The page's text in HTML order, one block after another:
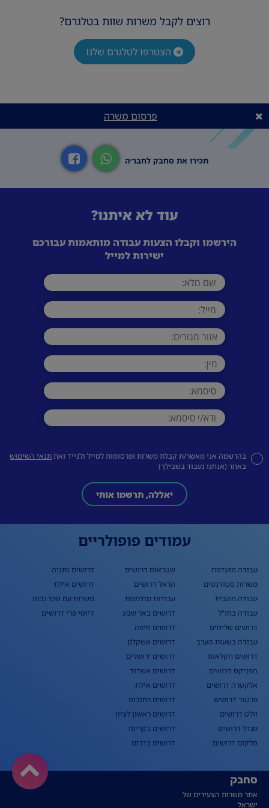
מעולים מותנה במעבר סיווג בטחוני
רוצים לקבל משרות שוות בטלגרם?
הצטרפו לטלגרם שלנו
פרסום משרה
תכירו את סחבק לחבר׳ה
עוד לא איתנו?
הירשמו וקבלו הצעות עבודה מותאמות עבורכם
ישירות למייל
בהרשמה אני מאשר/ת קבלת משרות ופרסומות למייל ולנייד ואתתנאי השימוש
באתר (אנחנו נעבוד בשבילך)
יאללה, תרשמו אותי
עמודים פופולריים
עבודה מועדפת
משרות סטודנטים
עבודה מהבית
עבודה בחו"ל
דרושים שליחים
עבודה בשעות הערב
דרושים חקלאות
הפניקס דרושים
אלקטרה דרושים
פרטנר דרושים
וולט דרושים
מגדל דרושים
סלקום דרושים
שטראוס דרושים
הראל דרושים
עבודות מזדמנות
דרושים באר שבע
דרושים חיפה
דרושים אשקלון
דרושים ירושלים
דרושים אשדוד
דרושים אילת
דרושים רחובות
דרושים ראשון לציון
דרושים בקריות
דרושים בדרום
דרושים נתניה
דרושים אילת
משרות עם שכר גבוה
דיוטי פרי דרושים
סחבק
אתר משרות הצעירים של
ישראל